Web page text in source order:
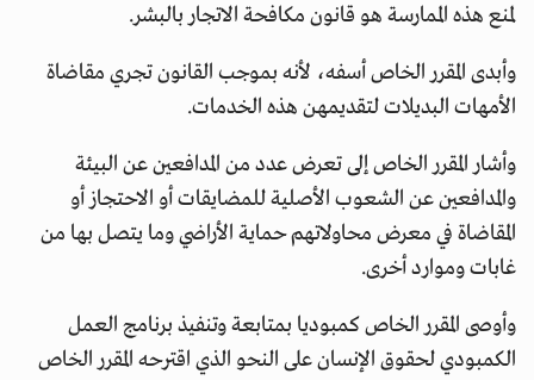
لمنع هذه الممارسة هو قانون مكافحة الاتجار بالبشر.
وأبدى المقرر الخاص أسفه، لأنه بموجب القانون تجري مقاضاة
الأمهات البديلات لتقديمهن هذه الخدمات.
وأشار المقرر الخاص إلى تعرض عدد من المدافعين عن البيئة
والمدافعين عن الشعوب الأصلية للمضايقات أو الاحتجاز أو
المقاضاة في معرض محاولاتهم حماية الأراضي وما يتصل بها من
غابات وموارد أخرى.
وأوصى المقرر الخاص كمبوديا بمتابعة وتنفيذ برنامج العمل
الكمبودي لحقوق الإنسان على النحو الذي اقترحه المقرر الخاص